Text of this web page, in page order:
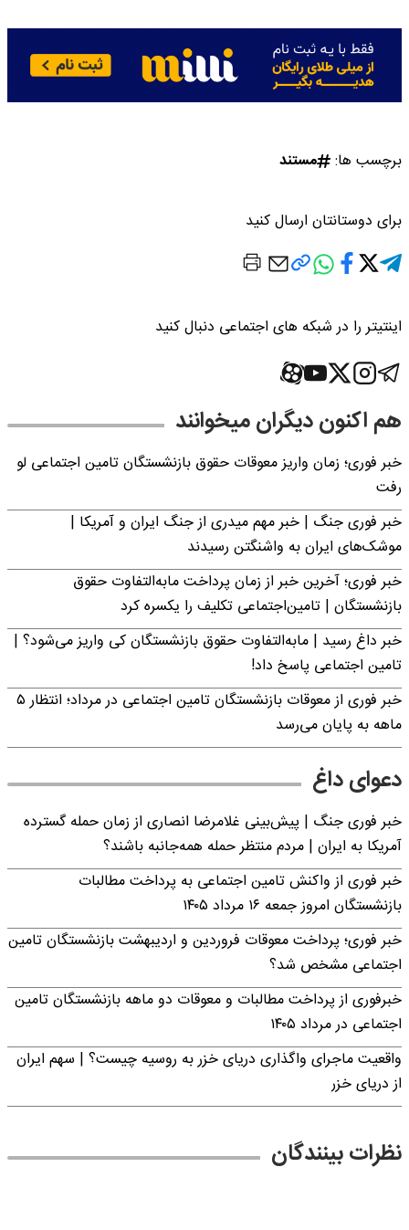
برچسب ها: مستند
برای دوستانتان ارسال کنید
اینتیتر را در شبکه های اجتماعی دنبال کنید
هم اکنون دیگران میخوانند
خبر فوری؛ زمان واریز معوقات حقوق بازنشستگان تامین اجتماعی لو
رفت
خبر فوری جنگ | خبر مهم میدری از جنگ ایران و آمریکا |
موشک‌های ایران به واشنگتن رسیدند
خبر فوری؛ آخرین خبر از زمان پرداخت مابه‌التفاوت حقوق
بازنشستگان | تامین‌اجتماعی تکلیف را یکسره کرد
خبر داغ رسید | مابه‌التفاوت حقوق بازنشستگان کی واریز می‌شود؟ |
تامین اجتماعی پاسخ داد!
خبر فوری از معوقات بازنشستگان تامین اجتماعی در مرداد؛ انتظار ۵
ماهه به پایان می‌رسد
دعوای داغ
خبر فوری جنگ | پیش‌بینی غلامرضا انصاری از زمان حمله گسترده
آمریکا به ایران | مردم منتظر حمله همه‌جانبه باشند؟
خبر فوری از واکنش تامین اجتماعی به پرداخت مطالبات
بازنشستگان امروز جمعه ۱۶ مرداد ۱۴۰۵
خبر فوری؛ پرداخت معوقات فروردین و اردیبهشت بازنشستگان تامین
اجتماعی مشخص شد؟
خبرفوری از پرداخت مطالبات و معوقات دو ماهه بازنشستگان تامین
اجتماعی در مرداد ۱۴۰۵
واقعیت ماجرای واگذاری دریای خزر به روسیه چیست؟ | سهم ایران
از دریای خزر
نظرات بینندگان